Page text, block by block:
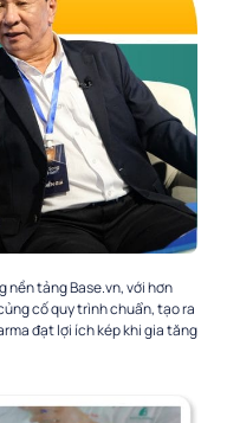
nền tảng Base.vn, với hơn
cố quy trình chuẩn, tạo ra
đạt lợi ích kép khi gia tăng